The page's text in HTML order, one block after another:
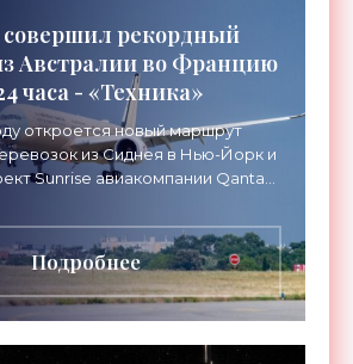
совершил рекордный
Австралии во Францию
часа - «Техника»
откроется новый маршрут
из Сиднея в Нью-Йорк и
Sunrise авиакомпании Qantas
длительностью до 24
Подробнее